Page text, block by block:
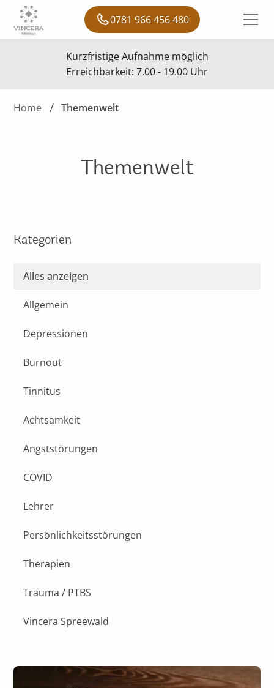
0781 966 456 480
Kurzfristige Aufnahme möglich
Erreichbarkeit: 7.00 - 19.00 Uhr
Home Themenwelt
Themenwelt
Kategorien
Alles anzeigen
Allgemein
Depressionen
Burnout
Tinnitus
Achtsamkeit
Angststörungen
COVID
Lehrer
Persönlichkeitsstörungen
Therapien
Trauma / PTBS
Vincera Spreewald